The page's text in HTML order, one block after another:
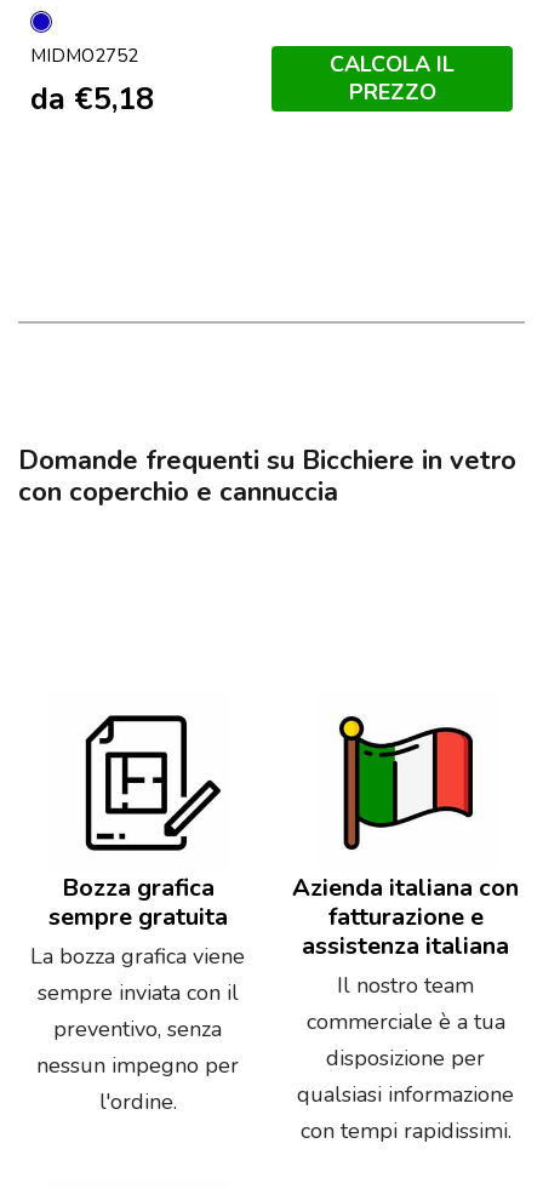
Blu
Trasparente
MIDMO2752
da €5,18
CALCOLA IL
PREZZO
Domande frequenti su Bicchiere in vetro
con coperchio e cannuccia
Bozza grafica
sempre gratuita
La bozza grafica viene
sempre inviata con il
preventivo, senza
nessun impegno per
l'ordine.
Azienda italiana con
fatturazione e
assistenza italiana
Il nostro team
commerciale è a tua
disposizione per
qualsiasi informazione
con tempi rapidissimi.